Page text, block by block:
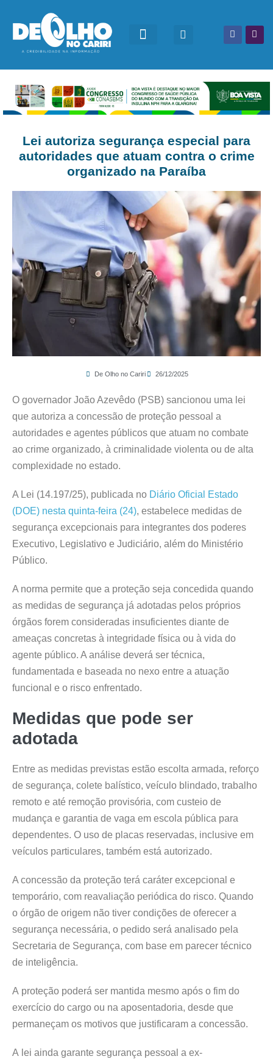
Lei autoriza segurança especial para
autoridades que atuam contra o crime
organizado na Paraíba
De Olho no Cariri 26/12/2025
O governador João Azevêdo (PSB) sancionou uma lei
que autoriza a concessão de proteção pessoal a
autoridades e agentes públicos que atuam no combate
ao crime organizado, à criminalidade violenta ou de alta
complexidade no estado.
A Lei (14.197/25), publicada no Diário Oficial Estado
(DOE) nesta quinta-feira (24), estabelece medidas de
segurança excepcionais para integrantes dos poderes
Executivo, Legislativo e Judiciário, além do Ministério
Público.
A norma permite que a proteção seja concedida quando
as medidas de segurança já adotadas pelos próprios
órgãos forem consideradas insuficientes diante de
ameaças concretas à integridade física ou à vida do
agente público. A análise deverá ser técnica,
fundamentada e baseada no nexo entre a atuação
funcional e o risco enfrentado.
Medidas que pode ser
adotada
Entre as medidas previstas estão escolta armada, reforço
de segurança, colete balístico, veículo blindado, trabalho
remoto e até remoção provisória, com custeio de
mudança e garantia de vaga em escola pública para
dependentes. O uso de placas reservadas, inclusive em
veículos particulares, também está autorizado.
A concessão da proteção terá caráter excepcional e
temporário, com reavaliação periódica do risco. Quando
o órgão de origem não tiver condições de oferecer a
segurança necessária, o pedido será analisado pela
Secretaria de Segurança, com base em parecer técnico
de inteligência.
A proteção poderá ser mantida mesmo após o fim do
exercício do cargo ou na aposentadoria, desde que
permaneçam os motivos que justificaram a concessão.
A lei ainda garante segurança pessoal a ex-